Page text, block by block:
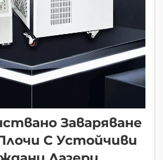
Заваряване
С Устойчиви